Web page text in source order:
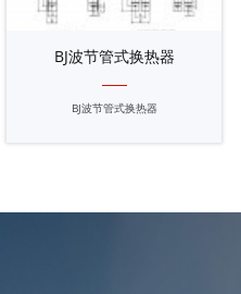
BJ波节管式换热器
BJ波节管式换热器